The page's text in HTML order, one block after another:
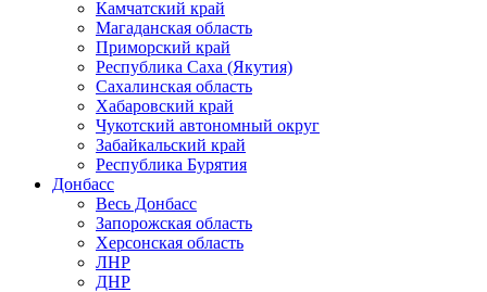
Камчатский край
Магаданская область
Приморский край
Республика Саха (Якутия)
Сахалинская область
Хабаровский край
Чукотский автономный округ
Забайкальский край
Республика Бурятия
Донбасс
Весь Донбасс
Запорожская область
Херсонская область
ЛНР
ДНР